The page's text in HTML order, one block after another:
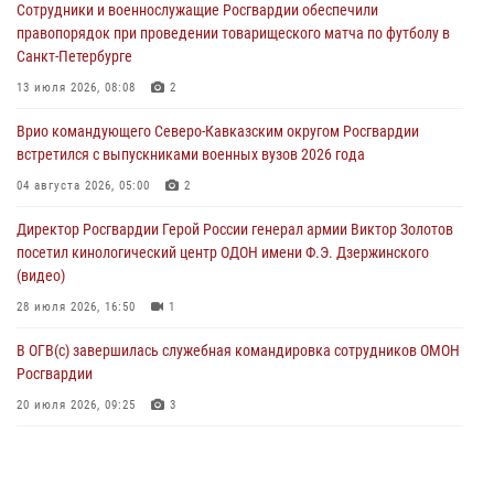
проходит в Сибири
09 августа 2026, 04:00
Росгвардейцы провели патриотическое занятие для детей на
08 августа 2026, 14:10 3
В ЛНР росгвардейцы провели тренировку по единоборствам для
08 августа 2026, 13:00
Сотрудники и военнослужащие Росгвардии обеспечили
правопорядок при проведении товарищеского матча по футболу в
Санкт-Петербурге
13 июля 2026, 08:08 2
Врио командующего Северо-Кавказским округом Росгвардии
встретился с выпускниками военных вузов 2026 года
04 августа 2026, 05:00 2
Директор Росгвардии Герой России генерал армии Виктор Золотов
посетил кинологический центр ОДОН имени Ф.Э. Дзержинского
(видео)
28 июля 2026, 16:50 1
В ОГВ(с) завершилась служебная командировка сотрудников ОМОН
Росгвардии
20 июля 2026, 09:25 3